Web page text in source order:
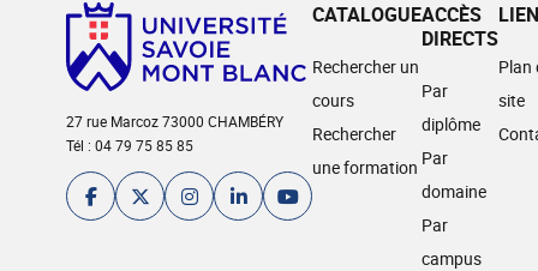
27 rue Marcoz 73000 CHAMBÉRY
Tél : 04 79 75 85 85
CATALOGUE
Rechercher un
cours
Rechercher
une formation
ACCÈS
DIRECTS
Par
diplôme
Par
domaine
Par
campus
Plan
site